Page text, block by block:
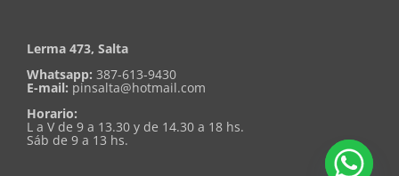
Lerma 473, Salta
Whatsapp: 387-613-9430
E-mail: pinsalta@hotmail.com
Horario:
L a V de 9 a 13.30 y de 14.30 a 18 hs.
Sáb de 9 a 13 hs.